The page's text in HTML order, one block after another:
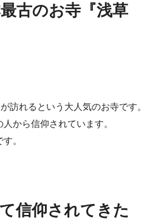
古のお寺『浅草
訪れるという大人気のお寺です。
から信仰されています。
。
信仰されてきた